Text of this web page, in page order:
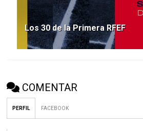
Los 30 de la Primera RFEF
COMENTAR
PERFIL FACEBOOK